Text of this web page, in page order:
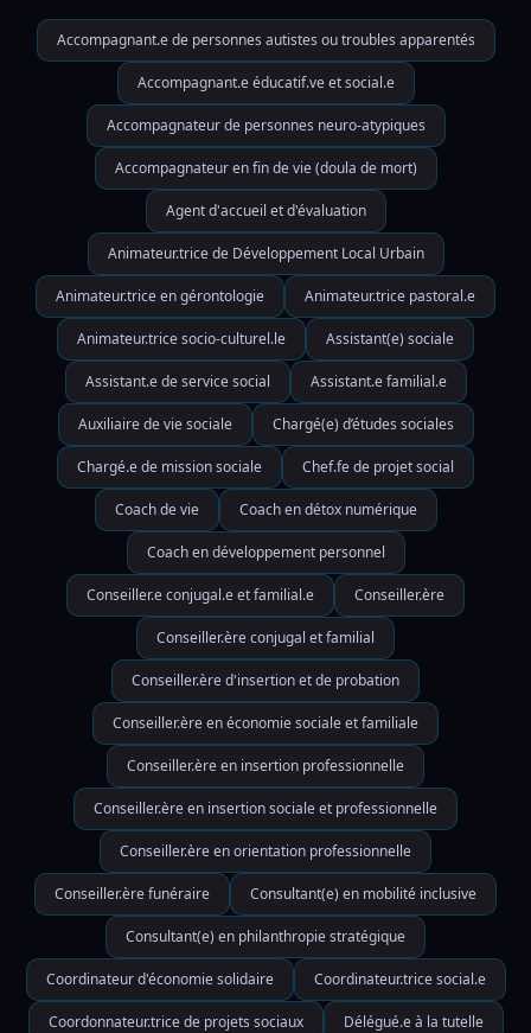
Accompagnant.e de personnes autistes ou troubles apparentés
Accompagnant.e éducatif.ve et social.e
Accompagnateur de personnes neuro-atypiques
Accompagnateur en fin de vie (doula de mort)
Agent d'accueil et d'évaluation
Animateur.trice de Développement Local Urbain
Animateur.trice en gérontologie Animateur.trice pastoral.e
Animateur.trice socio-culturel.le Assistant(e) sociale
Assistant.e de service social Assistant.e familial.e
Auxiliaire de vie sociale Chargé(e) d’études sociales
Chargé.e de mission sociale Chef.fe de projet social
Coach de vie Coach en détox numérique
Coach en développement personnel
Conseiller.e conjugal.e et familial.e Conseiller.ère
Conseiller.ère conjugal et familial
Conseiller.ère d'insertion et de probation
Conseiller.ère en économie sociale et familiale
Conseiller.ère en insertion professionnelle
Conseiller.ère en insertion sociale et professionnelle
Conseiller.ère en orientation professionnelle
Conseiller.ère funéraire Consultant(e) en mobilité inclusive
Consultant(e) en philanthropie stratégique
Coordinateur d'économie solidaire Coordinateur.trice social.e
Coordonnateur.trice de projets sociaux Délégué.e à la tutelle